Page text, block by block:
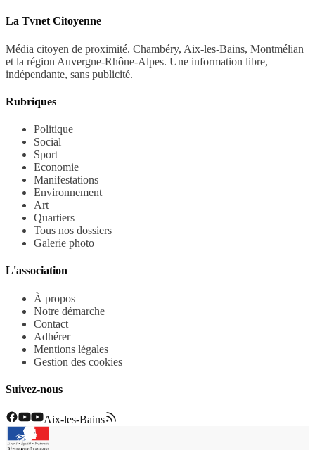
La Tvnet Citoyenne
Média citoyen de proximité. Chambéry, Aix-les-Bains, Montmélian
et la région Auvergne-Rhône-Alpes. Une information libre,
indépendante, sans publicité.
Rubriques
Politique
Social
Sport
Economie
Manifestations
Environnement
Art
Quartiers
Tous nos dossiers
Galerie photo
L'association
À propos
Notre démarche
Contact
Adhérer
Mentions légales
Gestion des cookies
Suivez-nous
Aix-les-Bains